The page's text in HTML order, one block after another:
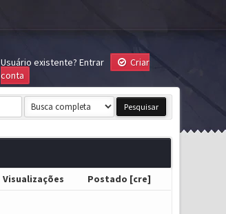
Usuário existente? Entrar
Criar
conta
Visualizações Postado [cre]